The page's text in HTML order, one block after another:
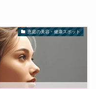
恵庭の美容・健康スポット